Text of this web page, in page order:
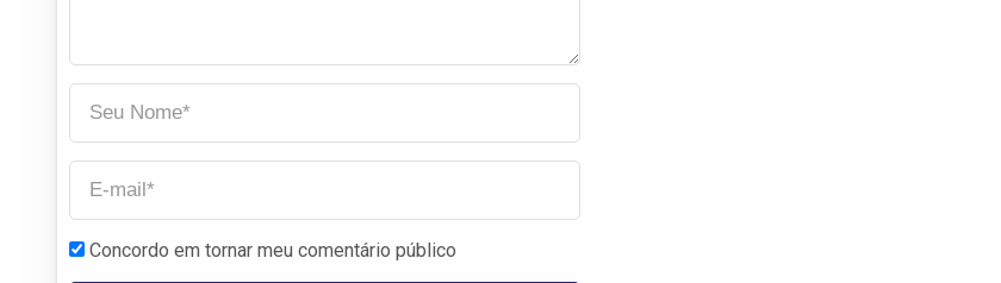
Concordo em tornar meu comentário público